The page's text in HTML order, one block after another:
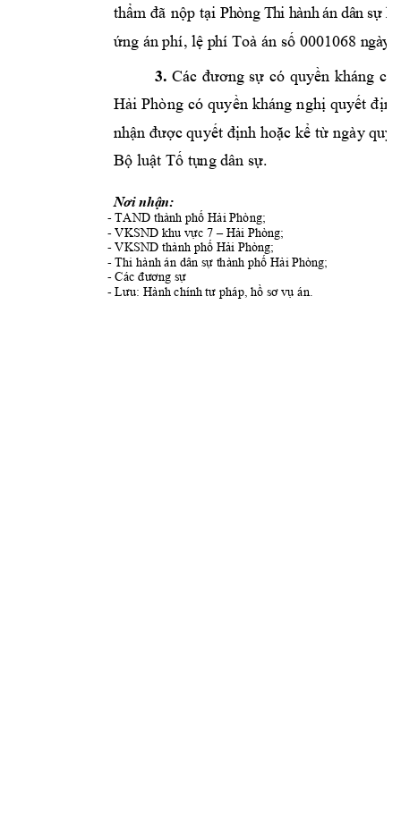
thẩm đã nộp tại Phòng Thi hành án dân sự k
ứng án phí, lệ phí Toà án số 0001068 ngày
3. Các đương sự có quyền kháng
Hải Phòng có quyền kháng nghị quyết
nhận được quyết định hoặc kể từ ngày
Bộ luật Tố tụng dân sự.
Nơi nhận:
- TAND thành phố Hải Phòng;
- VKSND khu vực 7 – Hải Phòng;
- VKSND thành phố Hải Phòng;
- Thi hành án dân sự thành phố Hải Phòng;
- Các đương sự
- Lưu: Hành chính tư pháp, hồ sơ vụ án.